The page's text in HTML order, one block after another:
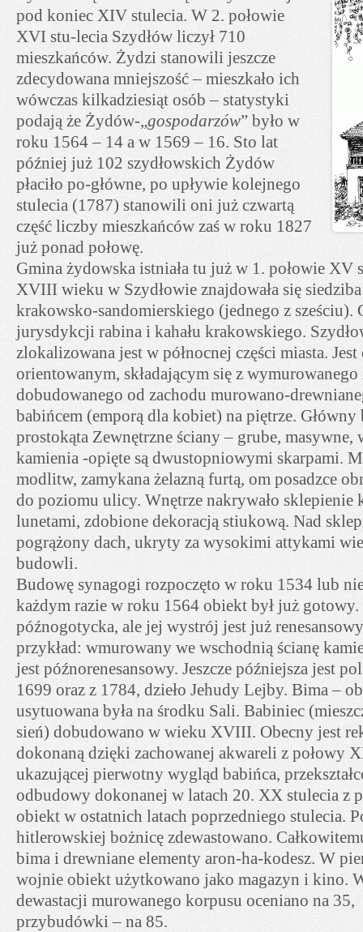
pod koniec XIV stulecia. W 2. połowie
XVI stu-lecia Szydłów liczył 710
mieszkańców. Żydzi stanowili jeszcze
zdecydowana mniejszość – mieszkało ich
wówczas kilkadziesiąt osób – statystyki
podają że Żydów-„gospodarzów” było w
roku 1564 – 14 a w 1569 – 16. Sto lat
później już 102 szydłowskich Żydów
płaciło po-główne, po upływie kolejnego
stulecia (1787) stanowili oni już czwartą
część liczby mieszkańców zaś w roku 1827
już ponad połowę.
Gmina żydowska istniała tu już w 1. połowie XV
XVIII wieku w Szydłowie znajdowała się
krakowsko-sandomierskiego (jednego z sześciu).
jurysdykcji rabina i kahału krakowskiego.
zlokalizowana jest w północnej części miasta.
orientowanym, składającym się z
dobudowanego od zachodu murowano-
babińcem (emporą dla kobiet) na piętrze.
prostokąta Zewnętrzne ściany – grube, masywne,
kamienia -opięte są dwustopniowymi skarpami.
modlitw, zamykana żelazną furtą, om posadzce
do poziomu ulicy. Wnętrze nakrywało sklepienie
lunetami, zdobione dekoracją stiukową. Nad
pogrążony dach, ukryty za wysokimi attykami
budowli.
Budowę synagogi rozpoczęto w roku 1534 lub
każdym razie w roku 1564 obiekt był już
późnogotycka, ale jej wystrój jest już
przykład: wmurowany we wschodnią ścianę
jest późnorenesansowy. Jeszcze późniejsza jest
1699 oraz z 1784, dzieło Jehudy Lejby. Bima –
usytuowana była na środku Sali. Babiniec
sień) dobudowano w wieku XVIII. Obecny jest
dokonaną dzięki zachowanej akwareli z połowy
ukazującej pierwotny wygląd babińca,
odbudowy dokonanej w latach 20. XX stulecia z
obiekt w ostatnich latach poprzedniego stulecia.
hitlerowskiej bożnicę zdewastowano.
bima i drewniane elementy aron-ha-kodesz. W
wojnie obiekt użytkowano jako magazyn i kino.
dewastacji murowanego korpusu oceniano na 35,
przybudówki – na 85.